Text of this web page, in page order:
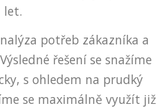
let.
potřeb zákazníka a
řešení se snažíme
s ohledem na prudký
se maximálně využít již